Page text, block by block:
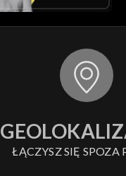
ŁĄCZYSZ SIĘ SPOZA